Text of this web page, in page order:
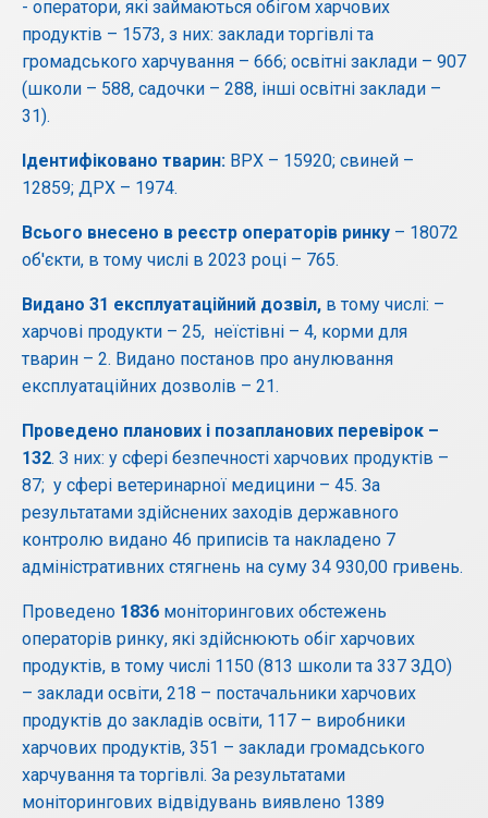
- оператори, які займаються обігом харчових
продуктів – 1573, з них: заклади торгівлі та
громадського харчування – 666; освітні заклади – 907
(школи – 588, садочки – 288, інші освітні заклади –
31).
Ідентифіковано тварин: ВРХ – 15920; свиней –
12859; ДРХ – 1974.
Всього внесено в реєстр операторів ринку – 18072
об'єкти, в тому числі в 2023 році – 765.
Видано 31 експлуатаційний дозвіл, в тому числі: –
харчові продукти – 25, неїстівні – 4, корми для
тварин – 2. Видано постанов про анулювання
експлуатаційних дозволів – 21.
Проведено планових і позапланових перевірок –
132. З них: у сфері безпечності харчових продуктів –
87; у сфері ветеринарної медицини – 45. За
результатами здійснених заходів державного
контролю видано 46 приписів та накладено 7
адміністративних стягнень на суму 34 930,00 гривень.
Проведено 1836 моніторингових обстежень
операторів ринку, які здійснюють обіг харчових
продуктів, в тому числі 1150 (813 школи та 337 ЗДО)
– заклади освіти, 218 – постачальники харчових
продуктів до закладів освіти, 117 – виробники
харчових продуктів, 351 – заклади громадського
харчування та торгівлі. За результатами
моніторингових відвідувань виявлено 1389